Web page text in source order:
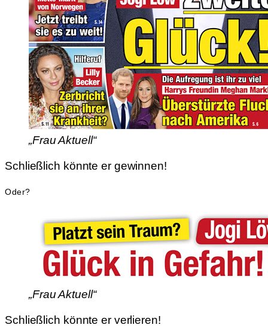
„Frau Aktuell“
Schließlich könnte er gewinnen!
Oder?
„Frau Aktuell“
Schließlich könnte er verlieren!